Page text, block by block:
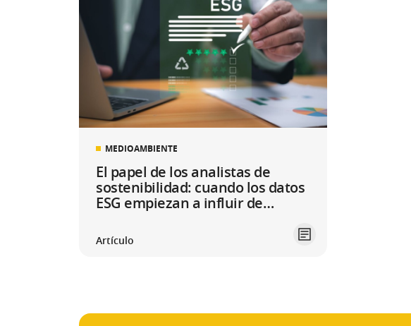
MEDIOAMBIENTE
El papel de los analistas de
sostenibilidad: cuando los datos
ESG empiezan a influir de
Artículo